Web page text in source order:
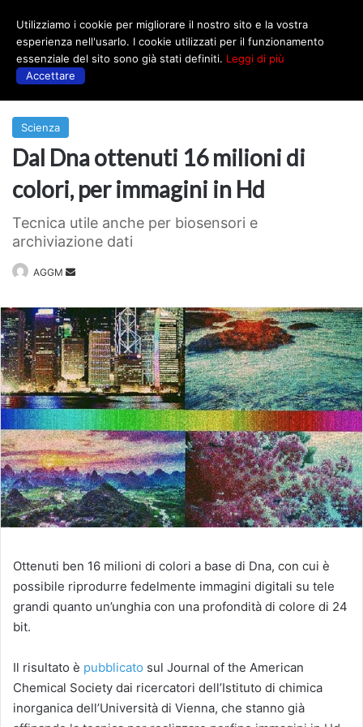
Scienza
Dal Dna ottenuti 16 milioni di
colori, per immagini in Hd
Tecnica utile anche per biosensori e
archiviazione dati
AGGM
Invia
Ottenuti ben 16 milioni di colori a base di Dna, con cui è
possibile riprodurre fedelmente immagini digitali su tele
grandi quanto un’unghia con una profondità di colore di 24
bit.
Il risultato è pubblicato sul Journal of the American
Chemical Society dai ricercatori dell’Istituto di chimica
inorganica dell’Università di Vienna, che stanno già
Utilizziamo i cookie per migliorare il nostro sito e la vostra
esperienza nell'usarlo. I cookie utilizzati per il funzionamento
essenziale del sito sono già stati definiti. Leggi di più
Accettare